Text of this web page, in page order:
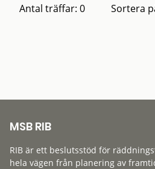
Antal träffar: 0 Sortera
MSB RIB
RIB är ett beslutsstöd för
hela vägen från planering av